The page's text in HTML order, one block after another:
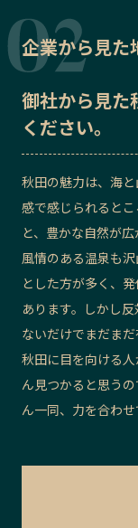
企業から見た
御社から見た
ください。
秋田の魅力は、海
感で感じられると
と、豊かな自然が
風情のある温泉も
とした方が多く、
あります。しかし
ないだけでまだま
秋田に目を向ける
ん見つかると思う
ん一同、力を合わせ